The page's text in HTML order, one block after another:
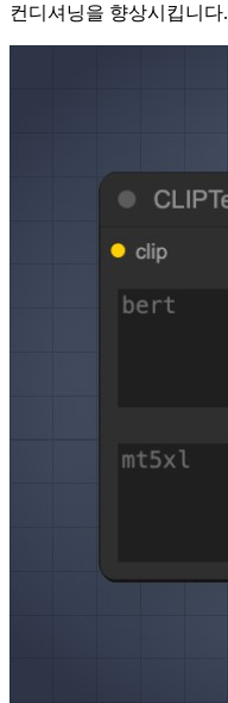
컨디셔닝을 향상시킵니다.